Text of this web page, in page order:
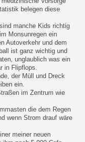
belegen diese
manche Kids richtig
Monsunregen ein
Autoverkehr und dem
ist ganz wichtig und
unglaublich was ein
in Flipflops.
der Müll und Dreck
ein.
im Zentrum wie
die dem Regen
wenn Strom drauf wäre
meiner neuen